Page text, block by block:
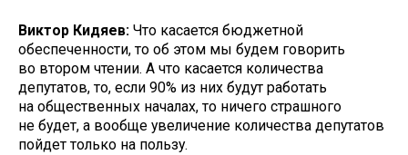
Виктор Кидяев: Что касается бюджетной
обеспеченности, то об этом мы будем говорить
во втором чтении. А что касается количества
депутатов, то, если 90% из них будут работать
на общественных началах, то ничего страшного
не будет, а вообще увеличение количества депутатов
пойдет только на пользу.